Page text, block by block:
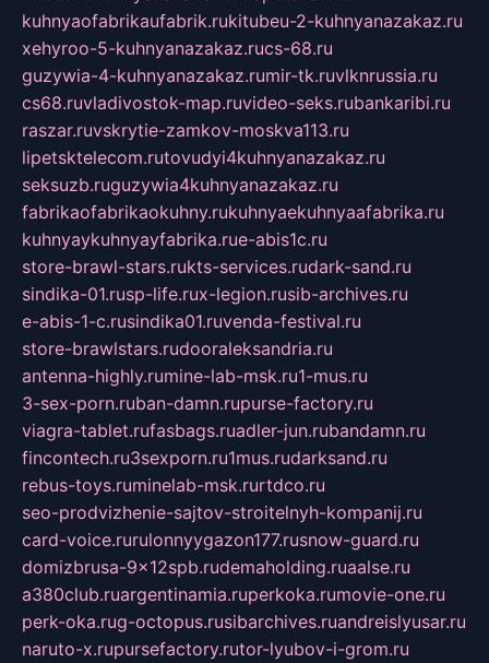
kuhnyaofabrikaufabrik.rukitubeu-2-kuhnyanazakaz.ru
xehyroo-5-kuhnyanazakaz.rucs-68.ru
guzywia-4-kuhnyanazakaz.rumir-tk.ruvlknrussia.ru
cs68.ruvladivostok-map.ruvideo-seks.rubankaribi.ru
raszar.ruvskrytie-zamkov-moskva113.ru
lipetsktelecom.rutovudyi4kuhnyanazakaz.ru
seksuzb.ruguzywia4kuhnyanazakaz.ru
fabrikaofabrikaokuhny.rukuhnyaekuhnyaafabrika.ru
kuhnyaykuhnyayfabrika.rue-abis1c.ru
store-brawl-stars.rukts-services.rudark-sand.ru
sindika-01.rusp-life.rux-legion.rusib-archives.ru
e-abis-1-c.rusindika01.ruvenda-festival.ru
store-brawlstars.rudooraleksandria.ru
antenna-highly.rumine-lab-msk.ru1-mus.ru
3-sex-porn.ruban-damn.rupurse-factory.ru
viagra-tablet.rufasbags.ruadler-jun.rubandamn.ru
fincontech.ru3sexporn.ru1mus.rudarksand.ru
rebus-toys.ruminelab-msk.rurtdco.ru
seo-prodvizhenie-sajtov-stroitelnyh-kompanij.ru
card-voice.rurulonnyygazon177.rusnow-guard.ru
domizbrusa-9x12spb.rudemaholding.ruaalse.ru
a380club.ruargentinamia.ruperkoka.rumovie-one.ru
perk-oka.rug-octopus.rusibarchives.ruandreislyusar.ru
naruto-x.rupursefactory.rutor-lyubov-i-grom.ru